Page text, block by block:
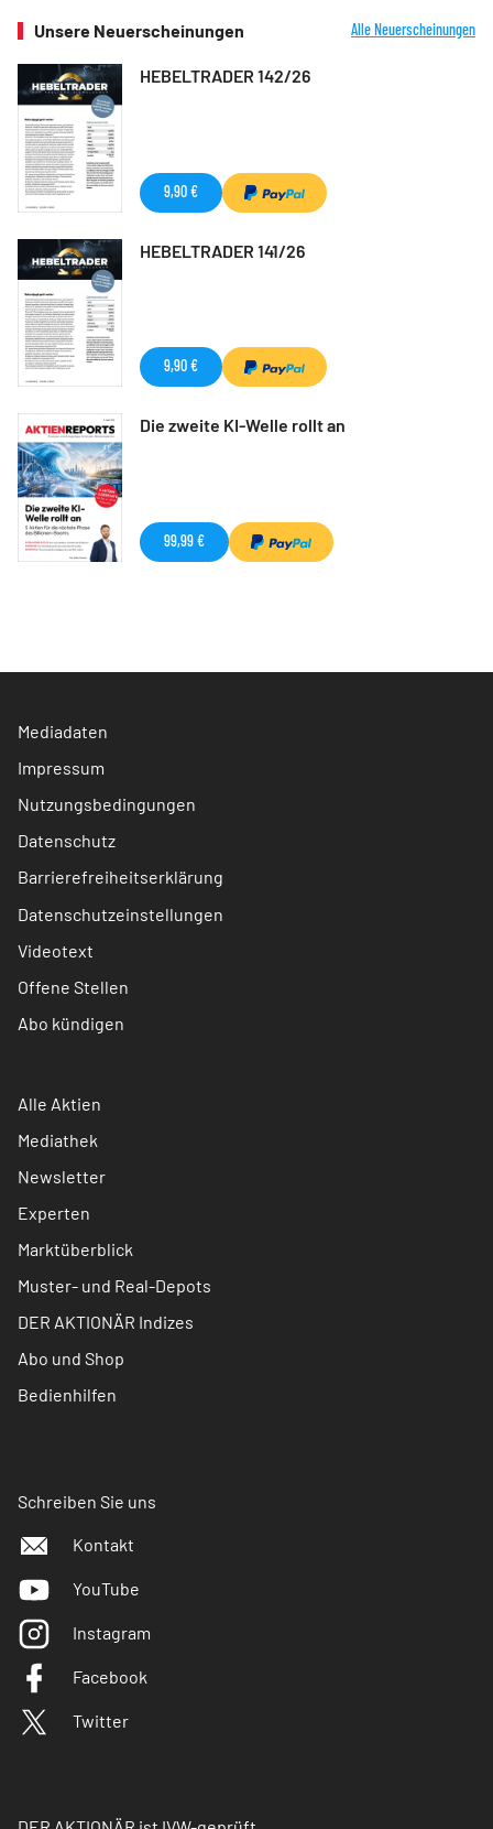
Unsere Neuerscheinungen Alle Neuerscheinungen
HEBELTRADER 142/26
9,90 €
HEBELTRADER 141/26
9,90 €
Die zweite KI-Welle rollt an
99,99 €
Mediadaten
Impressum
Nutzungsbedingungen
Datenschutz
Barrierefreiheitserklärung
Datenschutzeinstellungen
Videotext
Offene Stellen
Abo kündigen
Alle Aktien
Mediathek
Newsletter
Experten
Marktüberblick
Muster- und Real-Depots
DER AKTIONÄR Indizes
Abo und Shop
Bedienhilfen
Schreiben Sie uns
Kontakt
YouTube
Instagram
Facebook
Twitter